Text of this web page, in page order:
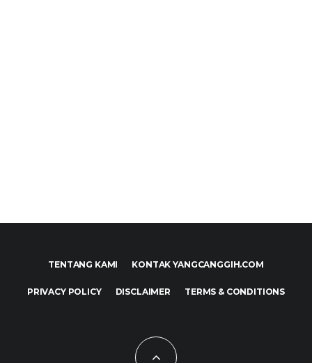
TENTANG KAMI KONTAK YANGCANGGIH.COM
PRIVACY POLICY DISCLAIMER TERMS & CONDITIONS